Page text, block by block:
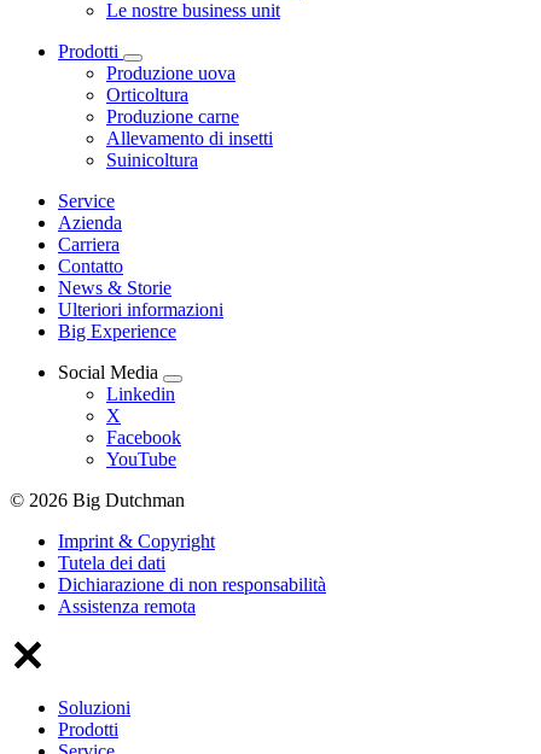
Le nostre business unit
Prodotti
Produzione uova
Orticoltura
Produzione carne
Allevamento di insetti
Suinicoltura
Service
Azienda
Carriera
Contatto
News & Storie
Ulteriori informazioni
Big Experience
Social Media
Linkedin
X
Facebook
YouTube
© 2026 Big Dutchman
Imprint & Copyright
Tutela dei dati
Dichiarazione di non responsabilità
Assistenza remota
Soluzioni
Prodotti